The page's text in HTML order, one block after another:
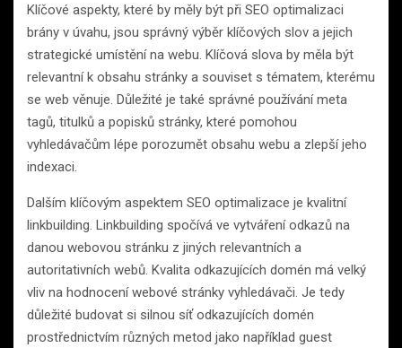
Klíčové aspekty, které by měly být při SEO optimalizaci
brány v úvahu, jsou správný výběr klíčových slov a jejich
strategické umístění na webu. Klíčová slova by měla být
relevantní k obsahu stránky a souviset s tématem, kterému
se web věnuje. Důležité je také správné používání meta
tagů, titulků a popisků stránky, které pomohou
vyhledávačům lépe porozumět obsahu webu a zlepší jeho
indexaci.
Dalším klíčovým aspektem SEO optimalizace je kvalitní
linkbuilding. Linkbuilding spočívá ve vytváření odkazů na
danou webovou stránku z jiných relevantních a
autoritativních webů. Kvalita odkazujících domén má velký
vliv na hodnocení webové stránky vyhledávači. Je tedy
důležité budovat si silnou síť odkazujících domén
prostřednictvím různých metod jako například guest